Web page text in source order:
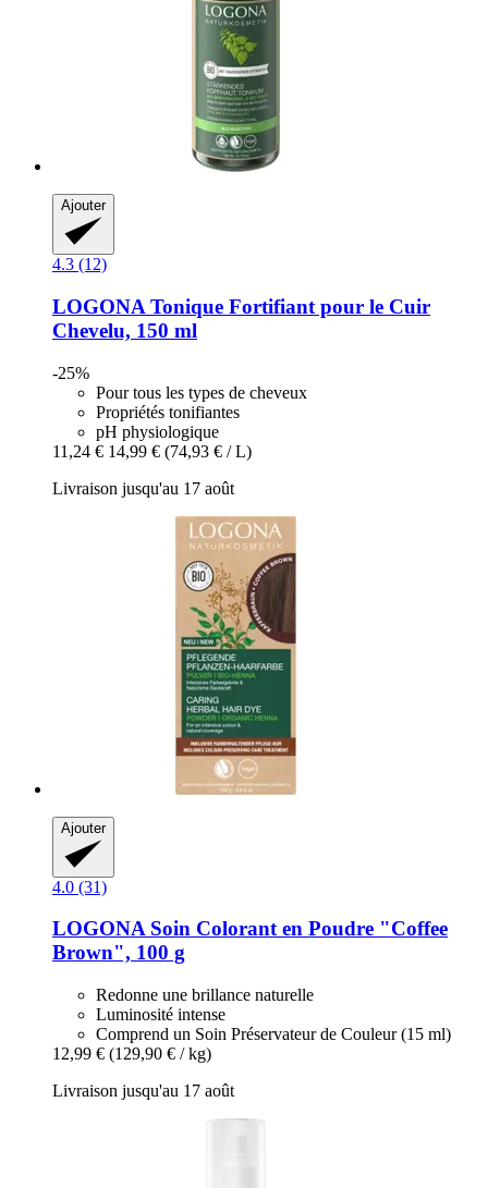
Ajouter
4.3 (12)
LOGONA Tonique Fortifiant pour le Cuir
Chevelu, 150 ml
-25%
Pour tous les types de cheveux
Propriétés tonifiantes
pH physiologique
11,24 € 14,99 € (74,93 € / L)
Livraison jusqu'au 17 août
Ajouter
4.0 (31)
LOGONASoin Colorant en Poudre "Coffee
Brown", 100 g
Redonne une brillance naturelle
Luminosité intense
Comprend un Soin Préservateur de Couleur (15 ml)
12,99 € (129,90 € / kg)
Livraison jusqu'au 17 août